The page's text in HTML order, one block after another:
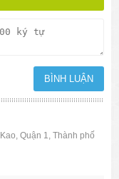
Quận 1, Thành phố